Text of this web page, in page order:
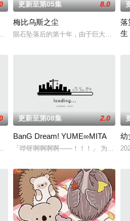
禁止入内的区域里，存在着被口口相传
更新至第05集 8.0
梅比乌斯之尘
陨石坠落后的第十年，由于巨大结晶释
落
生
原本与母亲两人过着虽清贫却幸福的生活
更新至第08集 2.0
BanG Dream! YUME∞MITA
「哔呀啊啊啊啊——！！！」 为了乐团
幼